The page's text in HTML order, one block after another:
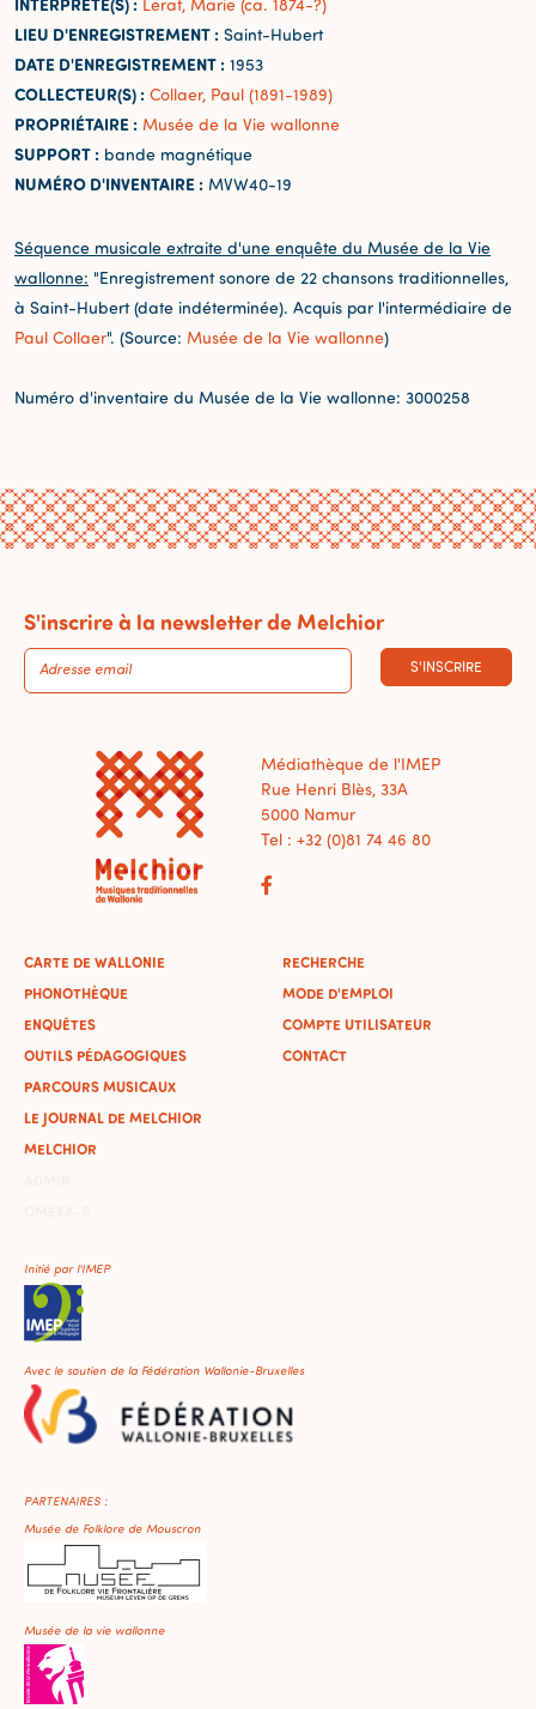
LIEU D'ENREGISTREMENT : Saint-Hubert
DATE D'ENREGISTREMENT : 1953
COLLECTEUR(S) : Collaer, Paul (1891-1989)
PROPRIÉTAIRE : Musée de la Vie wallonne
SUPPORT : bande magnétique
NUMÉRO D'INVENTAIRE : MVW40-19
Séquence musicale extraite d'une enquête du Musée de la Vie
wallonne: "Enregistrement sonore de 22 chansons traditionnelles,
à Saint-Hubert (date indéterminée). Acquis par l'intermédiaire de
Paul Collaer". (Source: Musée de la Vie wallonne)
Numéro d'inventaire du Musée de la Vie wallonne: 3000258
S'inscrire à la newsletter de Melchior
S'INSCRIRE
Médiathèque de l'IMEP
Rue Henri Blès, 33A
5000 Namur
Tel : +32 (0)81 74 46 80
CARTE DE WALLONIE
PHONOTHÈQUE
ENQUÊTES
OUTILS PÉDAGOGIQUES
PARCOURS MUSICAUX
LE JOURNAL DE MELCHIOR
MELCHIOR
RECHERCHE
MODE D'EMPLOI
COMPTE UTILISATEUR
CONTACT
Initié par l'IMEP
Avec le soutien de la Fédération Wallonie-Bruxelles
PARTENAIRES :
Musée de Folklore de Mouscron
Musée de la vie wallonne